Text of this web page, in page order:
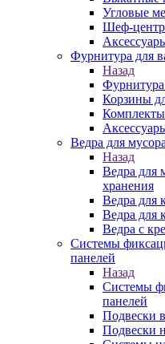
Угловые
Шеф-
Фурнитура для
Назад
Корзины
Ведра для
Назад
Ведра для
хранения
Ведра для
Ведра для
Ведра с
Системы
панелей
Назад
Системы
панелей
Подвески
Подвески